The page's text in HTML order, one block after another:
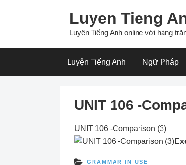
Luyen Tieng
Luyện Tiếng Anh online với hàng
Luyện Tiếng Anh Ngữ Pháp
UNIT 106 -
UNIT 106 -Comparison (3)
GRAMMAR IN USE